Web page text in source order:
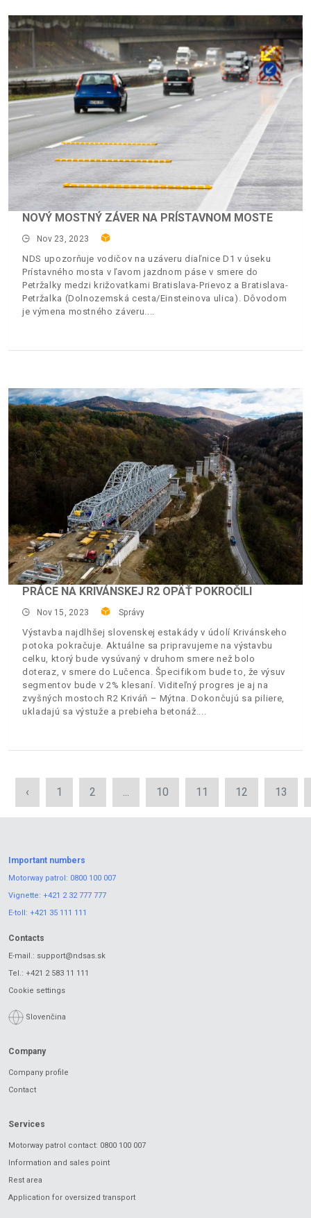
NOVÝ MOSTNÝ ZÁVER NA PRÍSTAVNOM MOSTE
Nov 23, 2023
NDS upozorňuje vodičov na uzáveru diaľnice D1 v úseku
Prístavného mosta v ľavom jazdnom páse v smere do
Petržalky medzi križovatkami Bratislava-Prievoz a Bratislava-
Petržalka (Dolnozemská cesta/Einsteinova ulica). Dôvodom
je výmena mostného záveru.
PRÁCE NA KRIVÁNSKEJ R2 OPÄŤ POKROČILI
Nov 15, 2023 Správy
Výstavba najdlhšej slovenskej estakády v údolí Krivánskeho
potoka pokračuje. Aktuálne sa pripravujeme na výstavbu
celku, ktorý bude vysúvaný v druhom smere než bolo
doteraz, v smere do Lučenca. Špecifikom bude to, že výsuv
segmentov bude v 2% klesaní. Viditeľný progres je aj na
zvyšných mostoch R2 Kriváň – Mýtna. Dokončujú sa piliere,
ukladajú sa výstuže a prebieha betonáž.
‹ 1 2 ... 10 11 12 13
Important numbers
Motorway patrol: 0800 100 007
Vignette: +421 2 32 777 777
E-toll: +421 35 111 111
Contacts
E-mail.: support@ndsas.sk
Tel.: +421 2 583 11 111
Cookie settings
Slovenčina
Company
Company profile
Contact
Services
Motorway patrol contact: 0800 100 007
Information and sales point
Rest area
Application for oversized transport